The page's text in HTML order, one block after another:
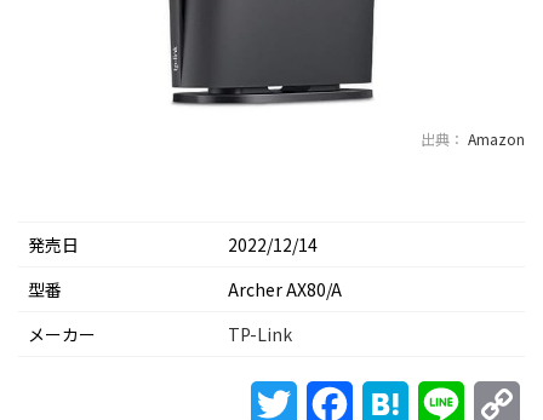
出典： Amazon
発売日
2022/12/14
型番
Archer AX80/A
メーカー
TP-Link
Twitter FacebookHatena Line